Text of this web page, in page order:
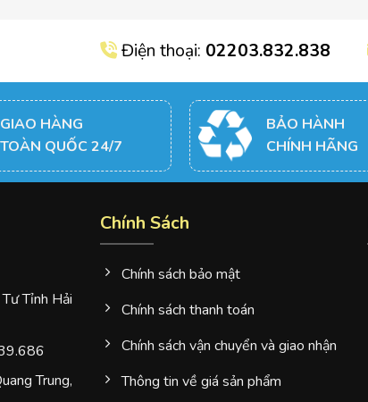
Điện thoại: 02203.832.838
GIAO HÀNG
TOÀN QUỐC 24/7
BẢO HÀNH
CHÍNH HÃNG
Tỉnh Hải
Trung,
Chính Sách
Chính sách bảo mật
Chính sách thanh toán
Chính sách vận chuyển và giao nhận
Thông tin về giá sản phẩm